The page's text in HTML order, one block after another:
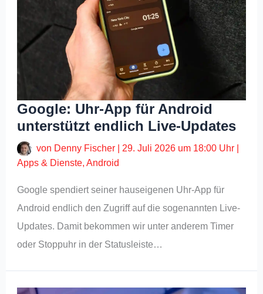
Google: Uhr-App für Android
unterstützt endlich Live-Updates
von Denny Fischer 29. Juli 2026 um 18:00 Uhr
Apps & Dienste,Android
Google spendiert seiner hauseigenen Uhr-App für
Android endlich den Zugriff auf die sogenannten Live-
Updates. Damit bekommen wir unter anderem Timer
oder Stoppuhr in der Statusleiste…